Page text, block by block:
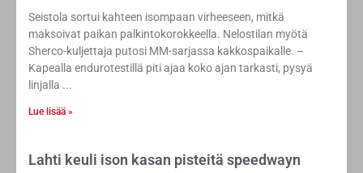
Seistola sortui kahteen isompaan virheeseen, mitkä
maksoivat paikan palkintokorokkeella. Nelostilan myötä
Sherco-kuljettaja putosi MM-sarjassa kakkospaikalle. –
Kapealla endurotestillä piti ajaa koko ajan tarkasti, pysyä
linjalla
Lue lisää »
Lahti keuli ison kasan pisteitä speedwayn